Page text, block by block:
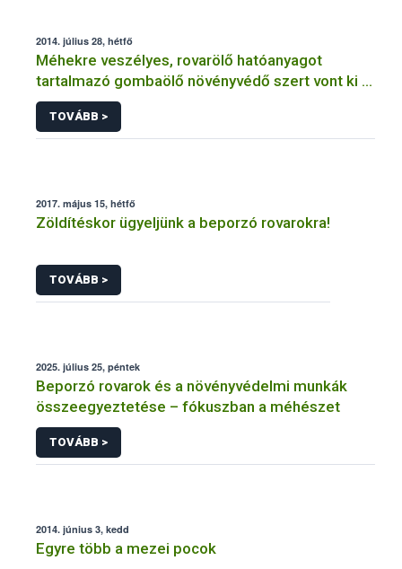
2014. július 28, hétfő
Méhekre veszélyes, rovarölő hatóanyagot
tartalmazó gombaölő növényvédő szert vont ki a
forgalomból a NÉBIH
TOVÁBB >
2017. május 15, hétfő
Zöldítéskor ügyeljünk a beporzó rovarokra!
TOVÁBB >
2025. július 25, péntek
Beporzó rovarok és a növényvédelmi munkák
összeegyeztetése – fókuszban a méhészet
TOVÁBB >
2014. június 3, kedd
Egyre több a mezei pocok